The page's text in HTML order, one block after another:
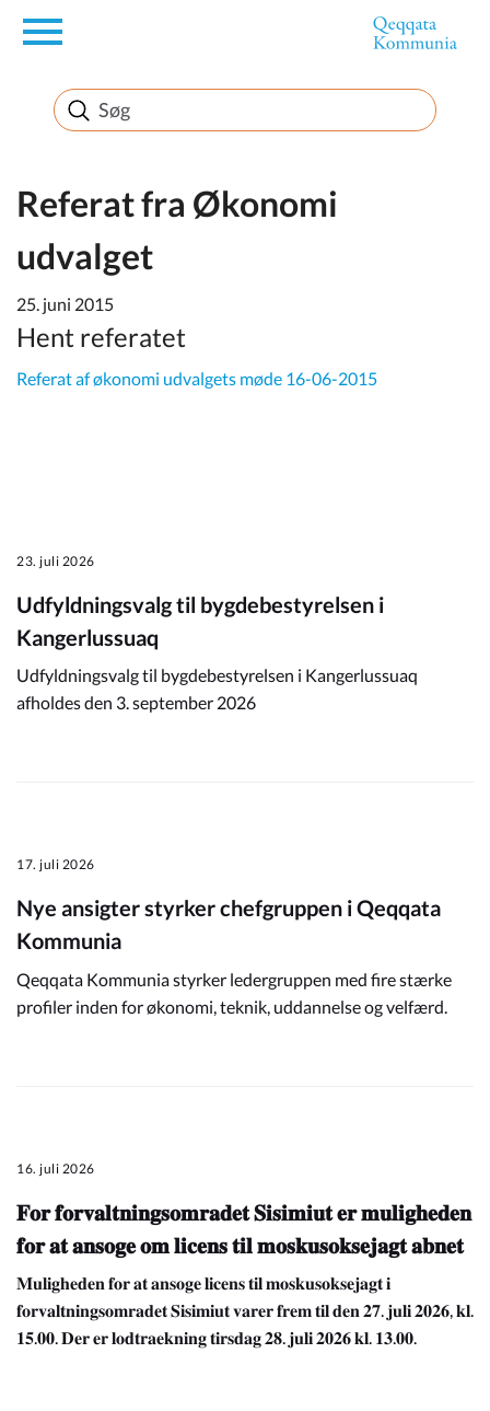
en
Borger
Erhverv
Politik
Turisme
Om Kommunen
Referat fra Økonomi
udvalget
25. juni 2015
Hent referatet
Referat af økonomi udvalgets møde 16-06-2015
23. juli 2026
Udfyldningsvalg til bygdebestyrelsen i
Kangerlussuaq
Udfyldningsvalg til bygdebestyrelsen i Kangerlussuaq
afholdes den 3. september 2026
17. juli 2026
Nye ansigter styrker chefgruppen i Qeqqata
Kommunia
Qeqqata Kommunia styrker ledergruppen med fire stærke
profiler inden for økonomi, teknik, uddannelse og velfærd.
16. juli 2026
𝐅𝐨𝐫 𝐟𝐨𝐫𝐯𝐚𝐥𝐭𝐧𝐢𝐧𝐠𝐬𝐨𝐦𝐫𝐚𝐝𝐞𝐭 𝐒𝐢𝐬𝐢𝐦𝐢𝐮𝐭 𝐞𝐫 𝐦𝐮𝐥𝐢𝐠𝐡𝐞𝐝𝐞𝐧
𝐟𝐨𝐫 𝐚𝐭 𝐚𝐧𝐬𝐨𝐠𝐞 𝐨𝐦 𝐥𝐢𝐜𝐞𝐧𝐬 𝐭𝐢𝐥 𝐦𝐨𝐬𝐤𝐮𝐬𝐨𝐤𝐬𝐞𝐣𝐚𝐠𝐭 𝐚𝐛𝐧𝐞𝐭
𝐌𝐮𝐥𝐢𝐠𝐡𝐞𝐝𝐞𝐧 𝐟𝐨𝐫 𝐚𝐭 𝐚𝐧𝐬𝐨𝐠𝐞 𝐥𝐢𝐜𝐞𝐧𝐬 𝐭𝐢𝐥 𝐦𝐨𝐬𝐤𝐮𝐬𝐨𝐤𝐬𝐞𝐣𝐚𝐠𝐭 𝐢
𝐟𝐨𝐫𝐯𝐚𝐥𝐭𝐧𝐢𝐧𝐠𝐬𝐨𝐦𝐫𝐚𝐝𝐞𝐭 𝐒𝐢𝐬𝐢𝐦𝐢𝐮𝐭 𝐯𝐚𝐫𝐞𝐫 𝐟𝐫𝐞𝐦 𝐭𝐢𝐥 𝐝𝐞𝐧 𝟐𝟕. 𝐣𝐮𝐥𝐢 𝟐𝟎𝟐𝟔, 𝐤𝐥.
𝟏𝟓.𝟎𝟎. 𝐃𝐞𝐫 𝐞𝐫 𝐥𝐨𝐝𝐭𝐫𝐚𝐞𝐤𝐧𝐢𝐧𝐠 𝐭𝐢𝐫𝐬𝐝𝐚𝐠 𝟐𝟖. 𝐣𝐮𝐥𝐢 𝟐𝟎𝟐𝟔 𝐤𝐥. 𝟏𝟑.𝟎𝟎.